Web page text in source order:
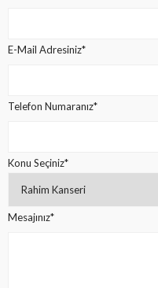
E-Mail Adresiniz*
Telefon Numaranız*
Konu Seçiniz*
Mesajınız*